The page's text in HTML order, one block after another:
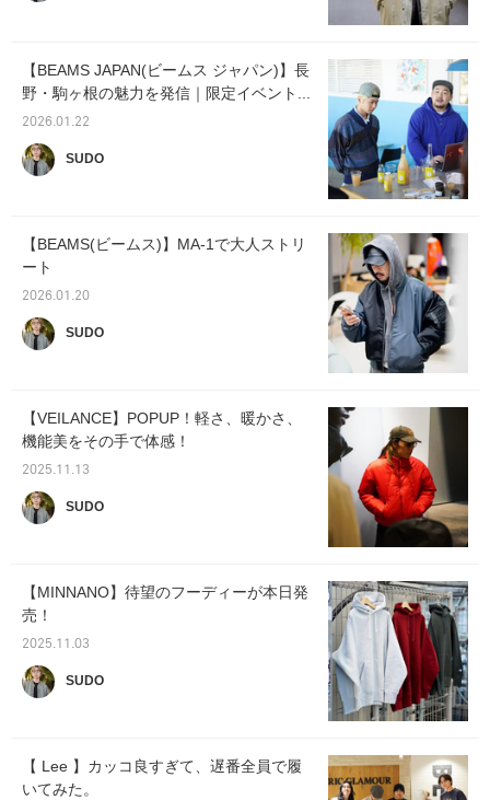
【BEAMS JAPAN(ビームス ジャパン)】長
野・駒ヶ根の魅力を発信｜限定イベント...
2026.01.22
SUDO
【BEAMS(ビームス)】MA-1で大人ストリ
ート
2026.01.20
SUDO
【VEILANCE】POPUP！軽さ、暖かさ、
機能美をその手で体感！
2025.11.13
SUDO
【MINNANO】待望のフーディーが本日発
売！
2025.11.03
SUDO
【 Lee 】カッコ良すぎて、遅番全員で履
いてみた。